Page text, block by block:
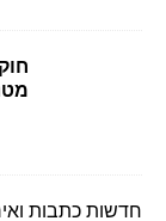
חדשות כתבות